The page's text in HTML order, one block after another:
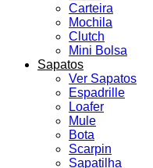
Carteira
Mochila
Clutch
Mini Bolsa
Sapatos
Ver Sapatos
Espadrille
Loafer
Mule
Bota
Scarpin
Sapatilha